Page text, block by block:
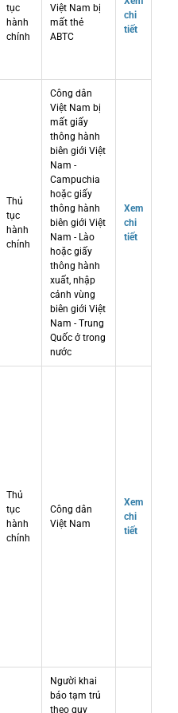
tục
hành
chính
Việt Nam bị
mất thẻ
ABTC
chi
tiết
Thủ
tục
hành
chính
Công dân
Việt Nam bị
mất giấy
thông hành
biên giới Việt
Nam -
Campuchia
hoặc giấy
thông hành
biên giới Việt
Nam - Lào
hoặc giấy
thông hành
xuất, nhập
cảnh vùng
biên giới Việt
Nam - Trung
Quốc ở trong
nước
Xem
chi
tiết
Thủ
tục
hành
chính
Công dân
Việt Nam
Xem
chi
tiết
Người khai
báo tạm trú
theo quy